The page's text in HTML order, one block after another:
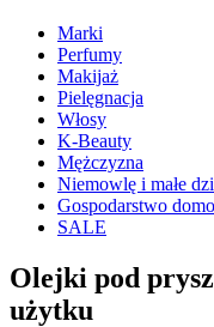
Marki
Perfumy
Makijaż
Pielęgnacja
Włosy
K-Beauty
Mężczyzna
Niemowlę i małe
Gospodarstwo
SALE
Olejki pod
użytku